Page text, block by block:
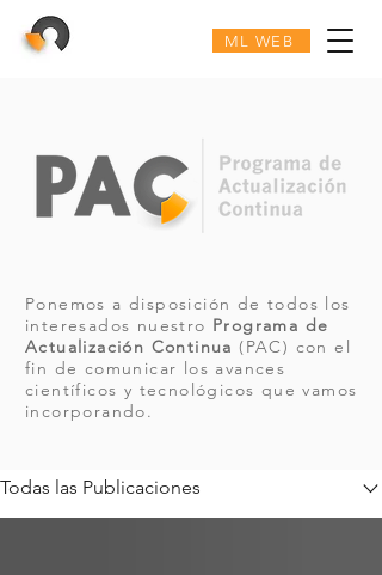
ML WEB
Todas las Publicaciones
Ponemos a disposición de todos los
interesados nuestro Programa de
Actualización Continua (PAC) con el
fin de comunicar los avances
científicos y tecnológicos que vamos
incorporando.